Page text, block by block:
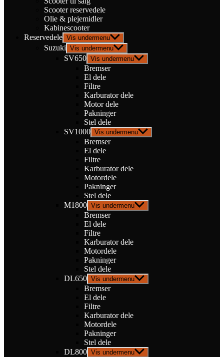
Scooter reservedele
Olie & plejemidler
Kabinescooter
Reservedele Vis undermenu
Suzuki Vis undermenu
SV650 Vis undermenu
Bremser
El dele
Filtre
Karburator dele
Motor dele
Pakninger
Stel dele
SV1000 Vis undermenu
Bremser
El dele
Filtre
Karburator dele
Motordele
Pakninger
Stel dele
M1800 Vis undermenu
Bremser
El dele
Filtre
Karburator dele
Motordele
Pakninger
Stel dele
DL650 Vis undermenu
Bremser
El dele
Filtre
Karburator dele
Motordele
Pakninger
Stel dele
DL800 Vis undermenu